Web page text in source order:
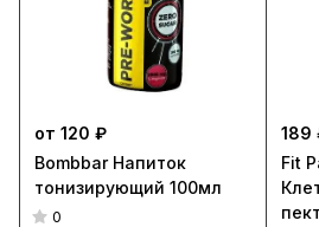
от 120 ₽
Bombbar Напиток
тонизирующий 100мл
0
189
Fit